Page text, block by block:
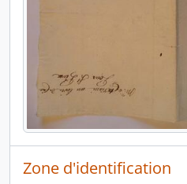
Zone d'identification